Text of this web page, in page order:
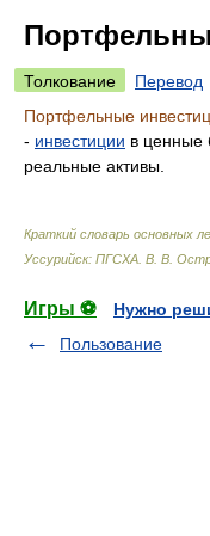
Толкование
Перевод
Портфельные
- инвестиции в ценные
реальные активы.
Краткий словарь основных
Уссурийск: ПГСХА В. В.
Игры ⚽
Нужно
Пользование